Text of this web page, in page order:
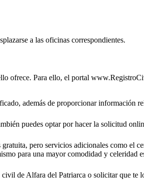
a las oficinas correspondientes.
ofrece. Para ello, el portal
además de proporcionar información
puedes optar por hacer la solicitud
pero servicios adicionales como el
para una mayor comodidad y celeridad
civil deAlfara del Patriarca o solicitar que te